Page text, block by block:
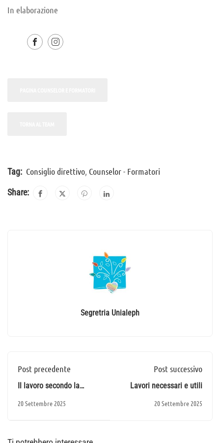
In elaborazione
Tag: Consiglio direttivo, Counselor - Formatori
Share:
Segretria Unialeph
Post precedente
Il lavoro secondo la
20 Settembre 2025
Post successivo
Lavori necessari e utili
20 Settembre 2025